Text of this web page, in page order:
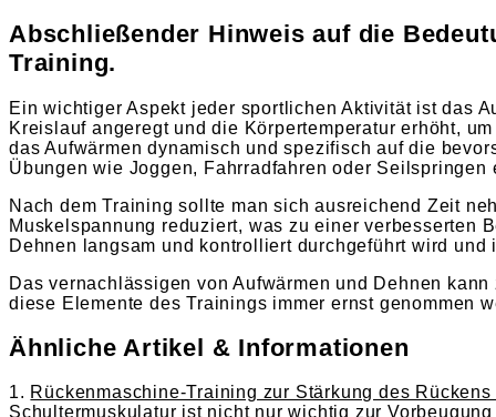
Abschließender Hinweis auf die
Training.
Ein wichtiger Aspekt jeder sportlichen Aktivität ist das
Kreislauf angeregt und die Körpertemperatur erhöht,
das Aufwärmen dynamisch und spezifisch auf die
Übungen wie Joggen, Fahrradfahren oder Seilspringen
Nach dem Training sollte man sich ausreichend Zeit
Muskelspannung reduziert, was zu einer verbesserten
Dehnen langsam und kontrolliert durchgeführt wird
Das vernachlässigen von Aufwärmen und Dehnen
diese Elemente des Trainings immer ernst genommen
Ähnliche Artikel & Informationen
1. Rückenmaschine-Training zur Stärkung des
Schultermuskulatur ist nicht nur wichtig zur